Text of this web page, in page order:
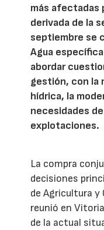
más afectadas
derivada de la
septiembre se
Agua
abordar
gestión, con la
hídrica, la
necesidades
explotaciones.
La compra
decisiones
de Agricultura y
reunió en
de la actual